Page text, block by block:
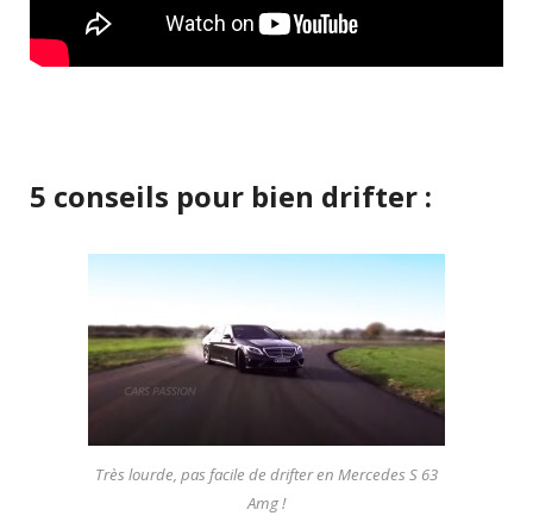
5 conseils pour bien drifter :
Très lourde, pas facile de drifter en Mercedes S 63
Amg !